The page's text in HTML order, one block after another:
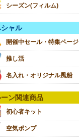
シーズン(フィルム)
ャル
開催中セール・特集ページ
推し活
名入れ・オリジナル風船
ン関連商品
初心者キット
空気ポンプ